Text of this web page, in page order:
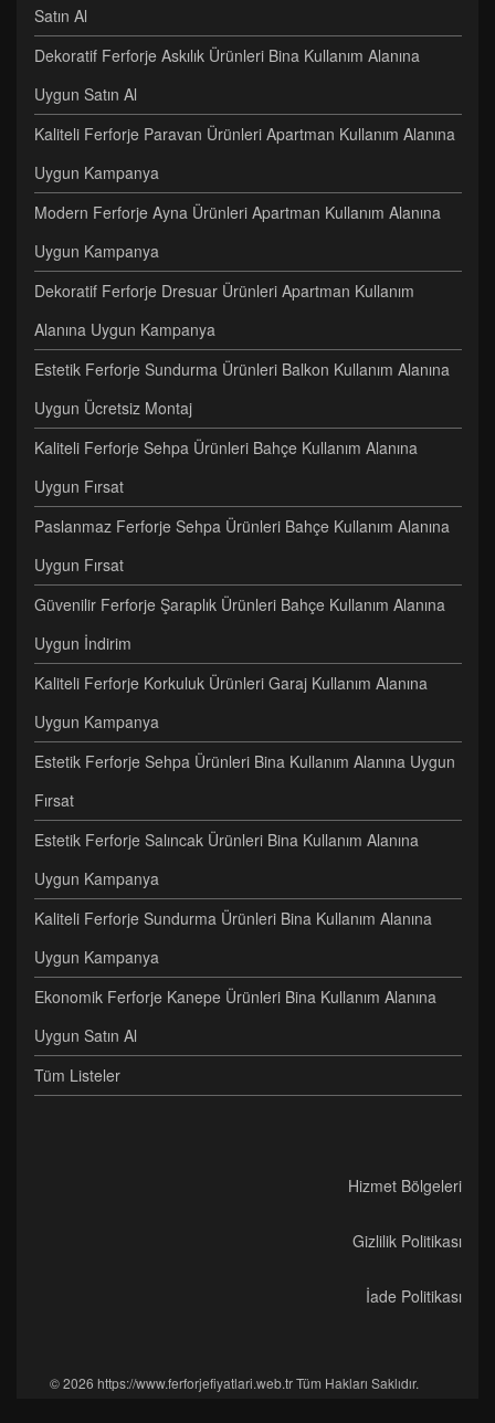
Satın Al
Dekoratif Ferforje Askılık Ürünleri Bina Kullanım Alanına
Uygun Satın Al
Kaliteli Ferforje Paravan Ürünleri Apartman Kullanım Alanına
Uygun Kampanya
Modern Ferforje Ayna Ürünleri Apartman Kullanım Alanına
Uygun Kampanya
Dekoratif Ferforje Dresuar Ürünleri Apartman Kullanım
Alanına Uygun Kampanya
Estetik Ferforje Sundurma Ürünleri Balkon Kullanım Alanına
Uygun Ücretsiz Montaj
Kaliteli Ferforje Sehpa Ürünleri Bahçe Kullanım Alanına
Uygun Fırsat
Paslanmaz Ferforje Sehpa Ürünleri Bahçe Kullanım Alanına
Uygun Fırsat
Güvenilir Ferforje Şaraplık Ürünleri Bahçe Kullanım Alanına
Uygun İndirim
Kaliteli Ferforje Korkuluk Ürünleri Garaj Kullanım Alanına
Uygun Kampanya
Estetik Ferforje Sehpa Ürünleri Bina Kullanım Alanına Uygun
Fırsat
Estetik Ferforje Salıncak Ürünleri Bina Kullanım Alanına
Uygun Kampanya
Kaliteli Ferforje Sundurma Ürünleri Bina Kullanım Alanına
Uygun Kampanya
Ekonomik Ferforje Kanepe Ürünleri Bina Kullanım Alanına
Uygun Satın Al
Tüm Listeler
Hizmet Bölgeleri
Gizlilik Politikası
İade Politikası
© 2026 https://www.ferforjefiyatlari.web.tr Tüm Hakları Saklıdır.